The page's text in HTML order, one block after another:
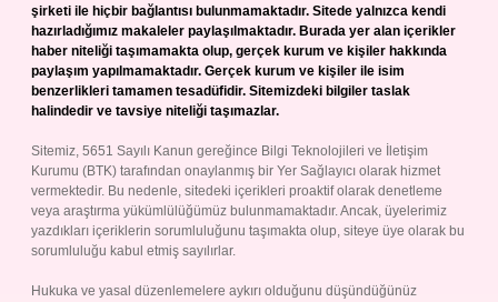
şirketi ile hiçbir bağlantısı bulunmamaktadır. Sitede yalnızca kendi
hazırladığımız makaleler paylaşılmaktadır. Burada yer alan içerikler
haber niteliği taşımamakta olup, gerçek kurum ve kişiler hakkında
paylaşım yapılmamaktadır. Gerçek kurum ve kişiler ile isim
benzerlikleri tamamen tesadüfidir. Sitemizdeki bilgiler taslak
halindedir ve tavsiye niteliği taşımazlar.
Sitemiz, 5651 Sayılı Kanun gereğince Bilgi Teknolojileri ve İletişim
Kurumu (BTK) tarafından onaylanmış bir Yer Sağlayıcı olarak hizmet
vermektedir. Bu nedenle, sitedeki içerikleri proaktif olarak denetleme
veya araştırma yükümlülüğümüz bulunmamaktadır. Ancak, üyelerimiz
yazdıkları içeriklerin sorumluluğunu taşımakta olup, siteye üye olarak bu
sorumluluğu kabul etmiş sayılırlar.
Hukuka ve yasal düzenlemelere aykırı olduğunu düşündüğünüz